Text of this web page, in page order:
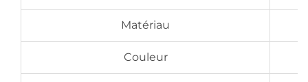
Matériau
Couleur